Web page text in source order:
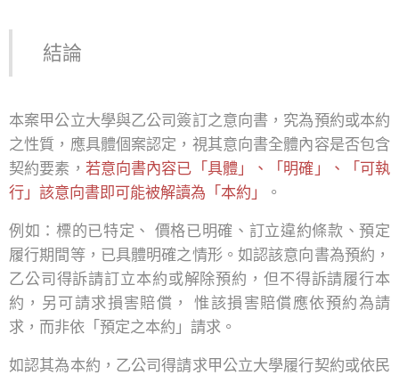
結論
本案甲公立大學與乙公司簽訂之意向書，究為預約或本約
之性質，應具體個案認定，視其意向書全體內容是否包含
契約要素， 若意向書內容已「具體」、「明確」、「可執
行」該意向書即可能被解讀為「本約」
。
例如：標的已特定、 價格已明確、訂立違約條款、預定
履行期間等，已具體明確之情形。如認該意向書為預約，
乙公司得訴請訂立本約或解除預約，但不得訴請履行本
約，另可請求損害賠償， 惟該損害賠償應依預約為請
求，而非依「預定之本約」請求。
如認其為本約，乙公司得請求甲公立大學履行契約或依民